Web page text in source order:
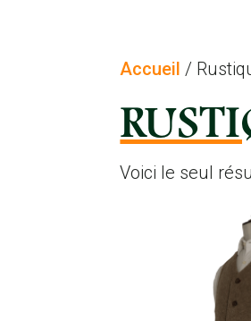
Accueil /
Voici le seul